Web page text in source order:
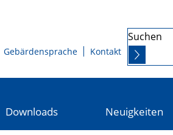
Gebärdensprache Kontakt
Suchen
Downloads Neuigkeiten